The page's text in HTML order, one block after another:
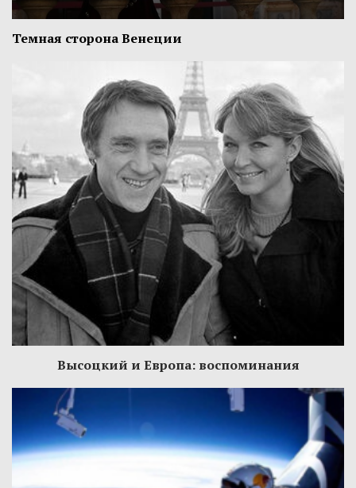
Темная сторона Венеции
Высоцкий и Европа: воспоминания